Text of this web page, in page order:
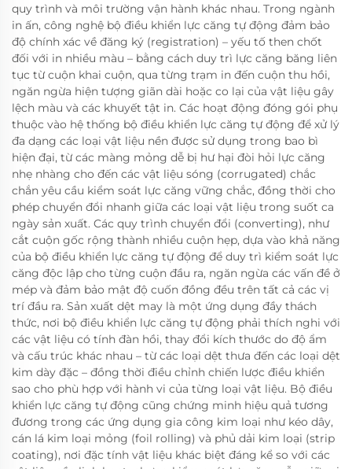
quy trình và môi trường vận hành khác nhau. Trong ngành
in ấn, công nghệ bộ điều khiển lực căng tự động đảm bảo
độ chính xác về đăng ký (registration) – yếu tố then chốt
đối với in nhiều màu – bằng cách duy trì lực căng băng liên
tục từ cuộn khai cuộn, qua từng trạm in đến cuộn thu hồi,
ngăn ngừa hiện tượng giãn dài hoặc co lại của vật liệu gây
lệch màu và các khuyết tật in. Các hoạt động đóng gói phụ
thuộc vào hệ thống bộ điều khiển lực căng tự động để xử lý
đa dạng các loại vật liệu nền được sử dụng trong bao bì
hiện đại, từ các màng mỏng dễ bị hư hại đòi hỏi lực căng
nhẹ nhàng cho đến các vật liệu sóng (corrugated) chắc
chắn yêu cầu kiểm soát lực căng vững chắc, đồng thời cho
phép chuyển đổi nhanh giữa các loại vật liệu trong suốt ca
ngày sản xuất. Các quy trình chuyển đổi (converting), như
cắt cuộn gốc rộng thành nhiều cuộn hẹp, dựa vào khả năng
của bộ điều khiển lực căng tự động để duy trì kiểm soát lực
căng độc lập cho từng cuộn đầu ra, ngăn ngừa các vấn đề ở
mép và đảm bảo mật độ cuốn đồng đều trên tất cả các vị
trí đầu ra. Sản xuất dệt may là một ứng dụng đầy thách
thức, nơi bộ điều khiển lực căng tự động phải thích nghi với
các vật liệu có tính đàn hồi, thay đổi kích thước do độ ẩm
và cấu trúc khác nhau – từ các loại dệt thưa đến các loại dệt
kim dày đặc – đồng thời điều chỉnh chiến lược điều khiển
sao cho phù hợp với hành vi của từng loại vật liệu. Bộ điều
khiển lực căng tự động cũng chứng minh hiệu quả tương
đương trong các ứng dụng gia công kim loại như kéo dây,
cán lá kim loại mỏng (foil rolling) và phủ dải kim loại (strip
coating), nơi đặc tính vật liệu khác biệt đáng kể so với các